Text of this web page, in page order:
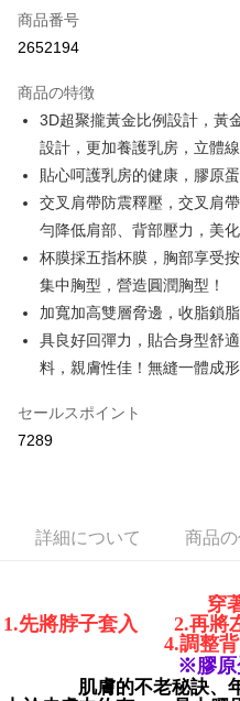
コンビニ店頭代金引換
Apple Pay
JKOPAY
Easy Wallet
Plus Pay
OP Pay Later
説明
1. 本サービスは台湾大哥大によっ
加の申請なしで即時に利用可能で
的に OP Pay Later の取引プロセス
3. 実際の承認額、分割回数および
内容についての説明はいたしかね
1. 分割払いの金額は電信請求書に
締め日後に支払いリマインダーの
2. SMSのリンクを通じて請求書を
大直営店舗／銀行振込／街口支払
AFTEE代金後払い
説明
1.お支払い方法でAFTEE代金後払
ウが表示されます。
の場合は、AFTEE アプリプッシュ
代金納付期限は最短で 14 日以内
リをダウンロードして AFTEE 会
Hami Point
説明
配送毎にNT$80、NT$499以上
付款後全家取貨
商品番号
2652194
商品の特徴
3D超聚攏黃金比例設計，黃
設計，更加養護乳房，立體
貼心呵護乳房的健康，膠原
交叉肩帶防震釋壓，交叉肩
勻降低肩部、背部壓力，美
杯膜採五指杯膜，胸部享受
集中胸型，營造圓潤胸型！
加寬加高雙層脅邊，收脂鎖
具良好回彈力，貼合身型舒
料，親膚性佳！無縫一體成
セールスポイント
7289
詳細について 商品
穿
1.先將脖子套入 2.再將
4.調整
※膠原
肌膚的不老秘訣、